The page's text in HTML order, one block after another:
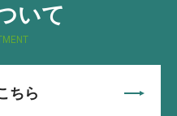
いて
ちら